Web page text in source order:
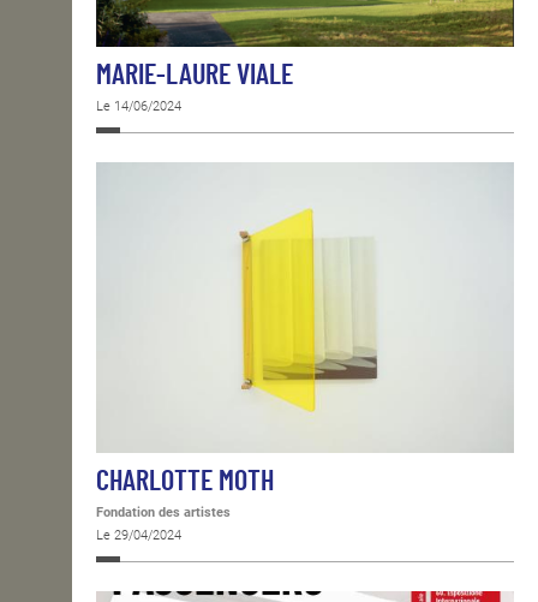
MARIE-LAURE VIALE
Le 14/06/2024
CHARLOTTE MOTH
Fondation des artistes
Le 29/04/2024